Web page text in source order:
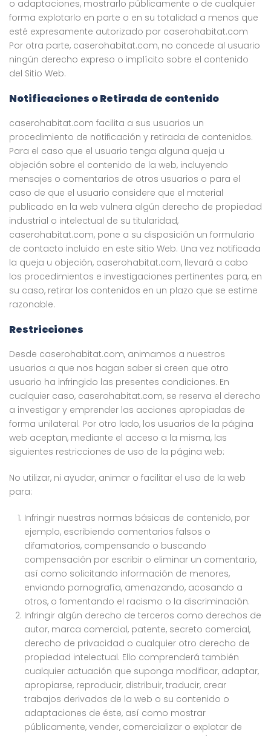
o adaptaciones, mostrarlo públicamente o de cualquier
forma explotarlo en parte o en su totalidad a menos que
esté expresamente autorizado por caserohabitat.com
Por otra parte, caserohabitat.com, no concede al usuario
ningún derecho expreso o implícito sobre el contenido
del Sitio Web.
Notificaciones o Retirada de contenido
caserohabitat.com facilita a sus usuarios un
procedimiento de notificación y retirada de contenidos.
Para el caso que el usuario tenga alguna queja u
objeción sobre el contenido de la web, incluyendo
mensajes o comentarios de otros usuarios o para el
caso de que el usuario considere que el material
publicado en la web vulnera algún derecho de propiedad
industrial o intelectual de su titularidad,
caserohabitat.com, pone a su disposición un formulario
de contacto incluido en este sitio Web. Una vez notificada
la queja u objeción, caserohabitat.com, llevará a cabo
los procedimientos e investigaciones pertinentes para, en
su caso, retirar los contenidos en un plazo que se estime
razonable.
Restricciones
Desde caserohabitat.com, animamos a nuestros
usuarios a que nos hagan saber si creen que otro
usuario ha infringido las presentes condiciones. En
cualquier caso, caserohabitat.com, se reserva el derecho
a investigar y emprender las acciones apropiadas de
forma unilateral. Por otro lado, los usuarios de la página
web aceptan, mediante el acceso a la misma, las
siguientes restricciones de uso de la página web:
No utilizar, ni ayudar, animar o facilitar el uso de la web
para:
Infringir nuestras normas básicas de contenido, por
ejemplo, escribiendo comentarios falsos o
difamatorios, compensando o buscando
compensación por escribir o eliminar un comentario,
así como solicitando información de menores,
enviando pornografía, amenazando, acosando a
otros, o fomentando el racismo o la discriminación.
Infringir algún derecho de terceros como derechos de
autor, marca comercial, patente, secreto comercial,
derecho de privacidad o cualquier otro derecho de
propiedad intelectual. Ello comprenderá también
cualquier actuación que suponga modificar, adaptar,
apropiarse, reproducir, distribuir, traducir, crear
trabajos derivados de la web o su contenido o
adaptaciones de éste, así como mostrar
públicamente, vender, comercializar o explotar de